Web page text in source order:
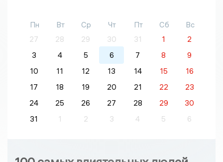
Пн Вт Ср Чт Пт Сб
Вс
27
28 29 30 31 1
2
3
4 5 6 7 8
9
10
11 12 13 14 15
16
17
18 19 20 21 22
23
24
25 26 27 28 29
30
31
1 2 3 4 5 6